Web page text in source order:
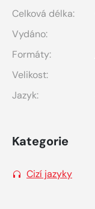
Celková délka:
Vydáno:
Formáty:
Velikost:
Jazyk:
Kategorie
Cizí jazyky